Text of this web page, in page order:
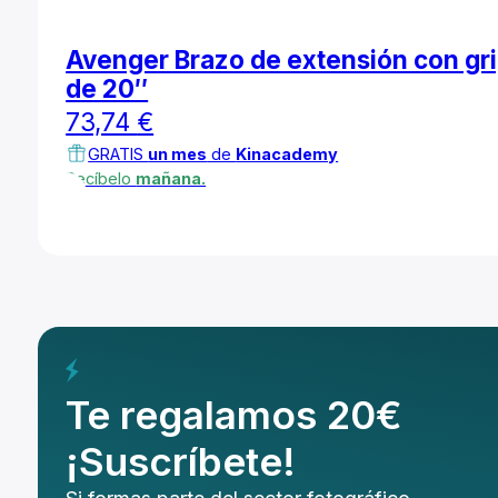
Avenger Brazo de extensión con
de 20″
73,74 €
GRATIS un mes de Kinacademy
Recíbelo mañana.
Te regalamos 20€
¡Suscríbete!